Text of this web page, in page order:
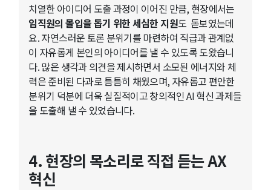
치열한 아이디어 도출 과정이 이어진 만큼, 현장에서는
임직원의 몰입을 돕기 위한 세심한 지원도 돋보였는데
요. 자연스러운 토론 분위기를 마련하여 직급과 관계없
이 자유롭게 본인의 아이디어를 낼 수 있도록 도왔습니
다. 많은 생각과 의견을 제시하면서 소모된 에너지와 체
력은 준비된 다과로 틈틈히 채웠으며, 자유롭고 편안한
분위기 덕분에 더욱 실질적이고 창의적인 AI 혁신 과제들
을 도출해 낼 수 있었습니다.
4. 현장의 목소리로 직접 듣는 AX
혁신